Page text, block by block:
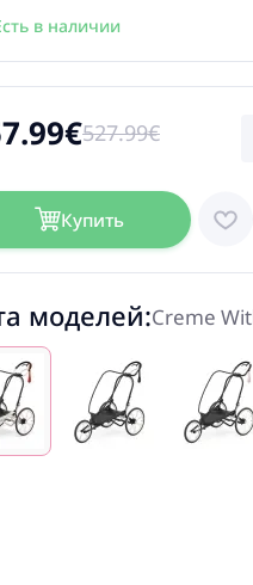
в наличии
527.99€
Купить
моделей:Creme